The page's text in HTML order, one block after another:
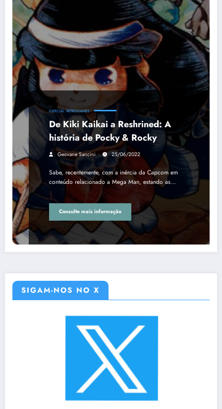
ESPECIAL RETROGAMES
De Kiki Kaikai a Reshrined: A
história de Pocky & Rocky
Geovane Sancini 25/06/2022
Sabe, recentemente, com a inércia da Capcom em
conteúdo relacionado a Mega Man, estando as…
Consulte mais informação
SIGAM-NOS NO X